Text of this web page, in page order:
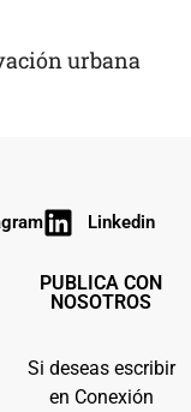
urbana
Linkedin
PUBLICA CON
NOSOTROS
Si deseas escribir
en Conexión